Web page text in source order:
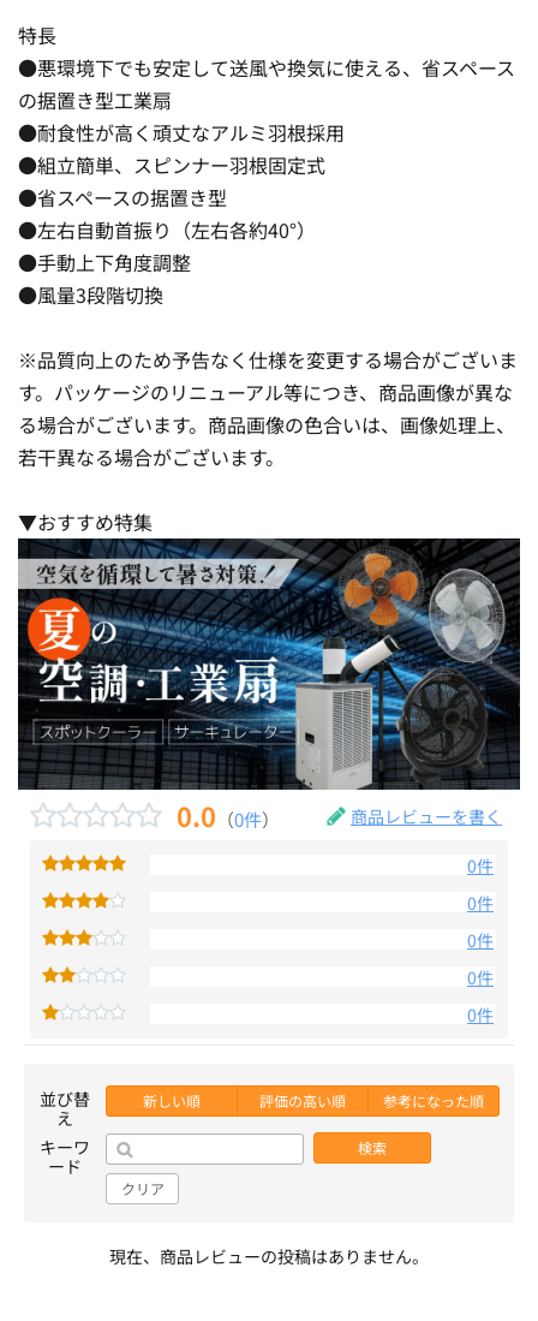
特長
●悪環境下でも安定して送風や換気に使える、省スペース
の据置き型工業扇
●耐食性が高く頑丈なアルミ羽根採用
●組立簡単、スピンナー羽根固定式
●省スペースの据置き型
●左右自動首振り（左右各約40°）
●手動上下角度調整
●風量3段階切換
※品質向上のため予告なく仕様を変更する場合がございま
す。パッケージのリニューアル等につき、商品画像が異な
る場合がございます。商品画像の色合いは、画像処理上、
若干異なる場合がございます。
▼おすすめ特集
0.0 （0件） 商品レビューを書く
0件
0件
0件
0件
0件
並び替
え
新しい順 評価の高い順 参考になった順
キーワ
ード
検索
クリア
現在、商品レビューの投稿はありません。